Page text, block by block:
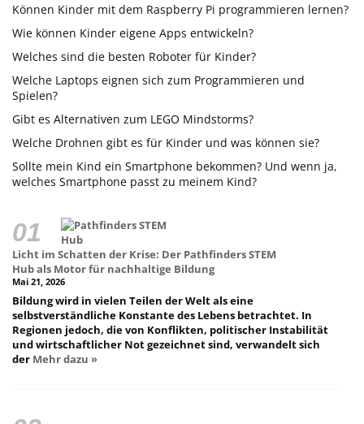
Können Kinder mit dem Raspberry Pi programmieren lernen?
Wie können Kinder eigene Apps entwickeln?
Welches sind die besten Roboter für Kinder?
Welche Laptops eignen sich zum Programmieren und
Spielen?
Gibt es Alternativen zum LEGO Mindstorms?
Welche Drohnen gibt es für Kinder und was können sie?
Sollte mein Kind ein Smartphone bekommen? Und wenn ja,
welches Smartphone passt zu meinem Kind?
Licht im Schatten der Krise: Der Pathfinders STEM
Hub als Motor für nachhaltige Bildung
Mai 21, 2026
Bildung wird in vielen Teilen der Welt als eine
selbstverständliche Konstante des Lebens betrachtet. In
Regionen jedoch, die von Konflikten, politischer Instabilität
und wirtschaftlicher Not gezeichnet sind, verwandelt sich
der Mehr dazu »